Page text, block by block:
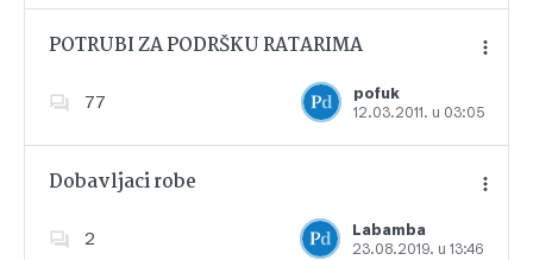
POTRUBI ZA PODRŠKU RATARIMA
77
pofuk
12.03.2011. u 03:05
Dodajte u favorite
Dobavljaci robe
2
Labamba
23.08.2019. u 13:46
Dodajte u favorite